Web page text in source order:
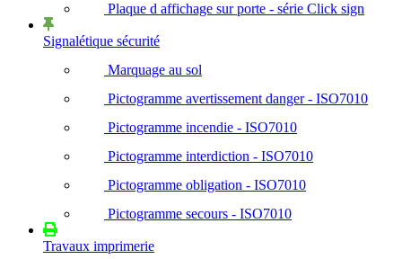
Plaque d affichage sur porte - série Click sign
Signalétique sécurité
Marquage au sol
Pictogramme avertissement danger - ISO7010
Pictogramme incendie - ISO7010
Pictogramme interdiction - ISO7010
Pictogramme obligation - ISO7010
Pictogramme secours - ISO7010
Travaux imprimerie